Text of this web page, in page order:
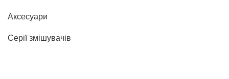
Аксесуари
Серії змішувачів